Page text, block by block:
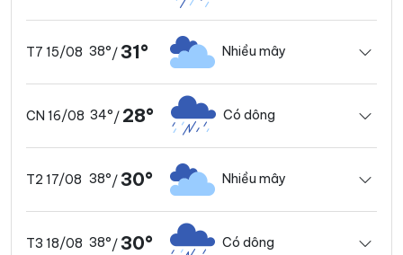
T7 15/08 38°/31° Nhiều mây
CN 16/08 34°/ 28° Có dông
T2 17/08 38°/30° Nhiều mây
T3 18/08 38°/30° Có dông